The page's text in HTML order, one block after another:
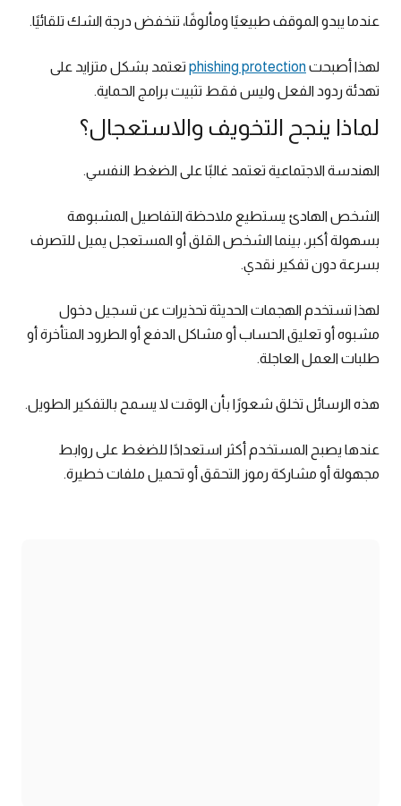
عندما يبدو الموقف طبيعيًا ومألوفًا، تنخفض درجة الشك تلقائيًا.
لهذا أصبحت phishing protection تعتمد بشكل متزايد على
تهدئة ردود الفعل وليس فقط تثبيت برامج الحماية.
لماذا ينجح التخويف والاستعجال؟
الهندسة الاجتماعية تعتمد غالبًا على الضغط النفسي.
الشخص الهادئ يستطيع ملاحظة التفاصيل المشبوهة
بسهولة أكبر، بينما الشخص القلق أو المستعجل يميل للتصرف
بسرعة دون تفكير نقدي.
لهذا تستخدم الهجمات الحديثة تحذيرات عن تسجيل دخول
مشبوه أو تعليق الحساب أو مشاكل الدفع أو الطرود المتأخرة أو
طلبات العمل العاجلة.
هذه الرسائل تخلق شعورًا بأن الوقت لا يسمح بالتفكير الطويل.
عندها يصبح المستخدم أكثر استعدادًا للضغط على روابط
مجهولة أو مشاركة رموز التحقق أو تحميل ملفات خطيرة.